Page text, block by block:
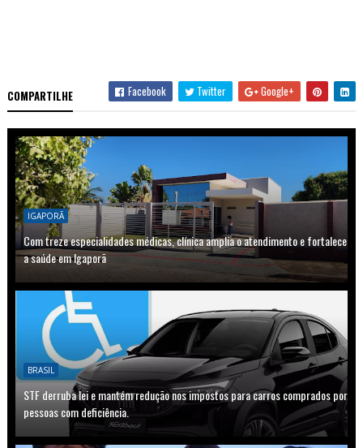
COMPARTILHE Facebook Twitter Google+
IGAPORÃ
Com treze especialidades médicas, clínica amplia o atendimento e fortalece
a saúde em Igaporã
BRASIL
STF derruba lei e mantém redução nos impostos para carros comprados por
pessoas com deficiência.